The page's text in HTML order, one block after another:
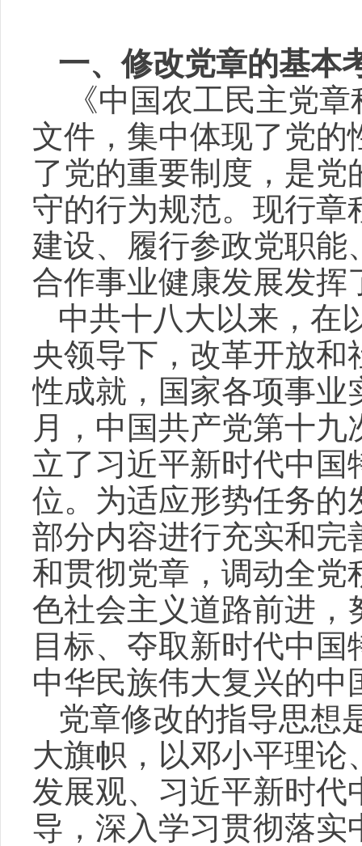
一、修改党章的基本
《中国农工民主党
文件，集中体现了党的
了党的重要制度，是
守的行为规范。现行章
建设、履行参政党职能
合作事业健康发展发挥
中共十八大以来，在
央领导下，改革开放和
性成就，国家各项事业
月，中国共产党第十
立了习近平新时代中
位。为适应形势任务的
部分内容进行充实和完
和贯彻党章，调动全党
色社会主义道路前进，
目标、夺取新时代中
中华民族伟大复兴的中
党章修改的指导思想
大旗帜，以邓小平理论
发展观、习近平新时代
导，深入学习贯彻落实